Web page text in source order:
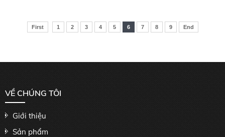
First 1 2 3 4 5 6 7 8 9 End
VỀ CHÚNG TÔI
Giới thiệu
Sản phẩm